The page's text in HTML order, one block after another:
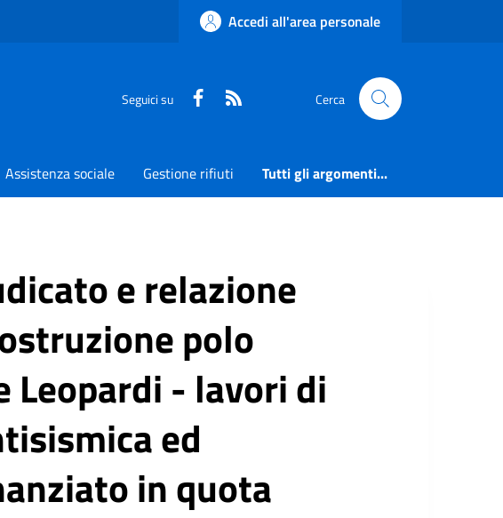
Accedi all'area personale
Seguici su Faceboook Cerca
Assistenza sociale Gestione rifiuti Tutti gli argomenti...
e relazione
polo
Leopardi - lavori di
ed
in quota